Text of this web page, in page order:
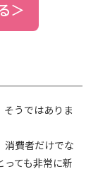
＞
そうではありま
消費者だけでな
っても非常に新